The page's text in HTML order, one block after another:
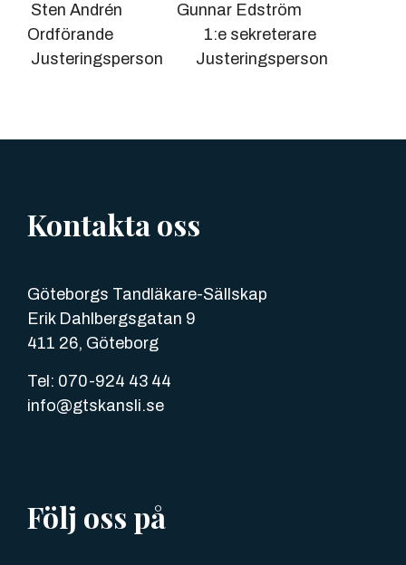
Sten Andrén Gunnar Edström
Ordförande 1:e sekreterare
Justeringsperson Justeringsperson
Kontakta oss
Göteborgs Tandläkare-Sällskap
Erik Dahlbergsgatan 9
411 26, Göteborg
Tel: 070-924 43 44
info@gtskansli.se
Följ oss på